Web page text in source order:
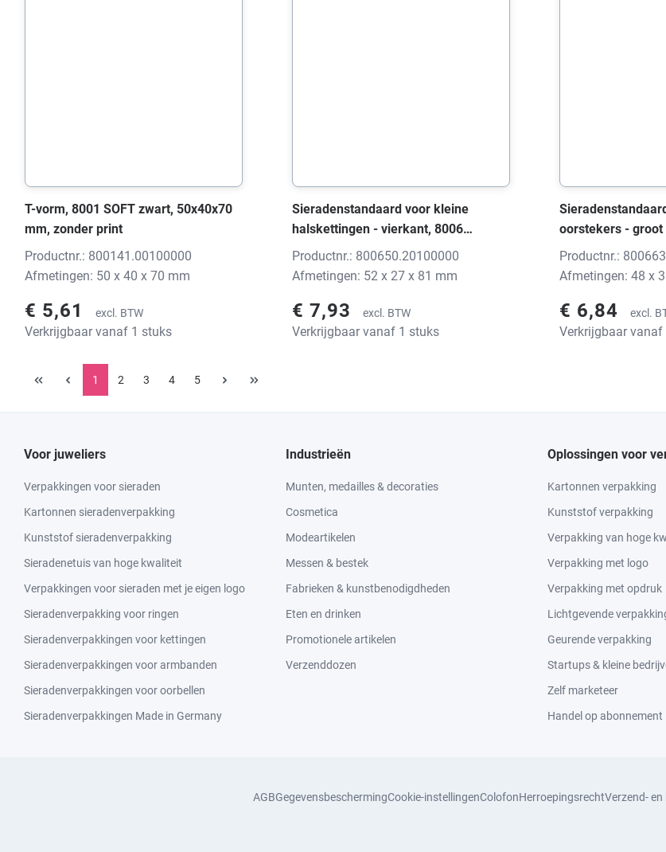
T-vorm, 8001 SOFT zwart, 50x40x70
mm, zonder print
Productnr.: 800141.00100000
Afmetingen: 50 x 40 x 70 mm
€ 5,61 excl. BTW
Verkrijgbaar vanaf 1 stuks
Sieradenstandaard voor kleine
halskettingen - vierkant, 8006
ELEGANT Top-Soft zwart, 52x27x81
mm, zonder print
Productnr.: 800650.20100000
Afmetingen: 52 x 27 x 81 mm
€ 7,93 excl. BTW
Verkrijgbaar vanaf 1 stuks
oorstekers - groot
ELEGANT Top-
mm, zonder print
Productnr.:
Afmetingen: 48 x
€ 6,84 excl.
Verkrijgbaar
1 2 3 4 5
Voor juweliers
Verpakkingen voor sieraden
Kartonnen sieradenverpakking
Kunststof sieradenverpakking
Sieradenetuis van hoge kwaliteit
Verpakkingen voor sieraden met je eigen logo
Sieradenverpakking voor ringen
Sieradenverpakkingen voor kettingen
Sieradenverpakkingen voor armbanden
Sieradenverpakkingen voor oorbellen
Sieradenverpakkingen Made in Germany
Industrieën
Munten, medailles & decoraties
Cosmetica
Modeartikelen
Messen & bestek
Fabrieken & kunstbenodigdheden
Eten en drinken
Promotionele artikelen
Verzenddozen
Oplossingen voor
Kartonnen verpakking
Kunststof verpakking
Verpakking van hoge
Verpakking met logo
Verpakking met opdruk
Lichtgevende
Geurende verpakking
Startups & kleine
Zelf marketeer
Handel op abonnement
AGBGegevensbeschermingCookie-instellingenColofonHerroepingsrechtVerzend-